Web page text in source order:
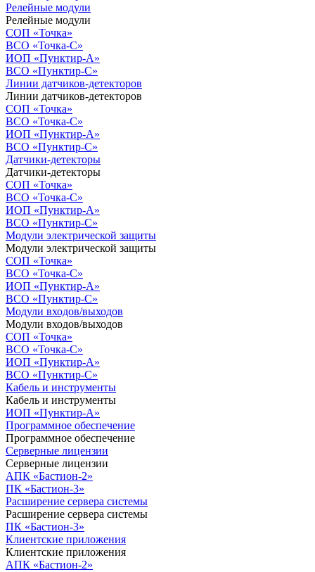
Релейные модули
Релейные модули
СОП «Точка»
ВСО «Точка-С»
ИОП «Пунктир-А»
ВСО «Пунктир-С»
Линии датчиков-детекторов
Линии датчиков-детекторов
СОП «Точка»
ВСО «Точка-С»
ИОП «Пунктир-А»
ВСО «Пунктир-С»
Датчики-детекторы
Датчики-детекторы
СОП «Точка»
ВСО «Точка-С»
ИОП «Пунктир-А»
ВСО «Пунктир-С»
Модули электрической защиты
Модули электрической защиты
СОП «Точка»
ВСО «Точка-С»
ИОП «Пунктир-А»
ВСО «Пунктир-С»
Модули входов/выходов
Модули входов/выходов
СОП «Точка»
ВСО «Точка-С»
ИОП «Пунктир-А»
ВСО «Пунктир-С»
Кабель и инструменты
Кабель и инструменты
ИОП «Пунктир-А»
Программное обеспечение
Программное обеспечение
Серверные лицензии
Серверные лицензии
АПК «Бастион-2»
ПК «Бастион-3»
Расширение сервера системы
Расширение сервера системы
ПК «Бастион-3»
Клиентские приложения
Клиентские приложения
АПК «Бастион-2»